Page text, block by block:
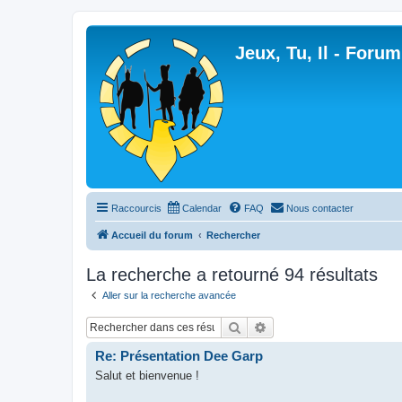
Jeux, Tu, Il - Forum
Raccourcis Calendar FAQ Nous contacter
Accueil du forum Rechercher
La recherche a retourné 94 résultats
Aller sur la recherche avancée
Rechercher
Re: Présentation Dee Garp
Salut et bienvenue !